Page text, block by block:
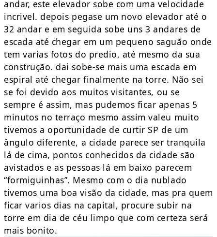
andar, este elevador sobe com uma velocidade
incrivel. depois pegase um novo elevador até o
32 andar e em seguida sobe uns 3 andares de
escada até chegar em um pequeno saguão onde
tem varias fotos do predio, até mesmo da sua
construção. dai sobe-se mais uma escada em
espiral até chegar finalmente na torre. Não sei
se foi devido aos muitos visitantes, ou se
sempre é assim, mas pudemos ficar apenas 5
minutos no terraço mesmo assim valeu muito
tivemos a oportunidade de curtir SP de um
ângulo diferente, a cidade parece ser tranquila
lá de cima, pontos conhecidos da cidade são
avistados e as pessoas lá em baixo parecem
“formiguinhas”. Mesmo com o dia nublado
tivemos uma boa visão da cidade, mas pra quem
ficar varios dias na capital, procure subir na
torre em dia de céu limpo que com certeza será
mais bonito.